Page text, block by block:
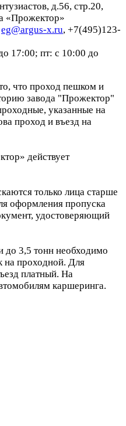
д.56, стр.20,
«Прожектор»
eg@argus-x.ru, +7(495)123-
17:00; пт: с 10:00 до
что проход пешком и
завода "Прожектор"
указанные на
проход и въезд на
действует
только лица старше
оформления пропуска
удостоверяющий
до 3,5 тонн необходимо
на проходной. Для
платный. На
каршеринга.